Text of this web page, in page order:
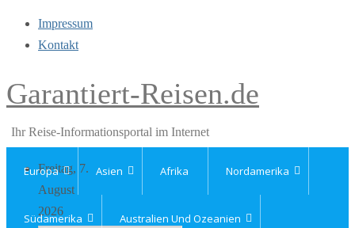
Impressum
Kontakt
Garantiert-Reisen.de
Ihr Reise-Informationsportal im Internet
Freitag, 7.
August
2026
Europa Asien Afrika Nordamerika
Südamerika Australien Und Ozeanien